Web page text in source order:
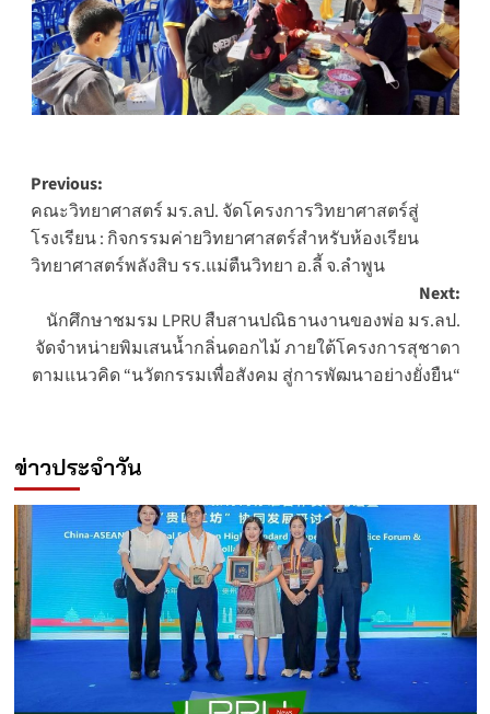
Post
navigation
Previous:
คณะวิทยาศาสตร์ มร.ลป. จัดโครงการวิทยาศาสตร์สู่
โรงเรียน : กิจกรรมค่ายวิทยาศาสตร์สำหรับห้องเรียน
วิทยาศาสตร์พลังสิบ รร.แม่ตืนวิทยา อ.ลี้ จ.ลำพูน
Next:
นักศึกษาชมรม LPRU สืบสานปณิธานงานของพ่อ มร.ลป.
จัดจำหน่ายพิมเสนน้ำกลิ่นดอกไม้ ภายใต้โครงการสุชาดา
ตามแนวคิด “นวัตกรรมเพื่อสังคม สู่การพัฒนาอย่างยั่งยืน“
ข่าวประจำวัน